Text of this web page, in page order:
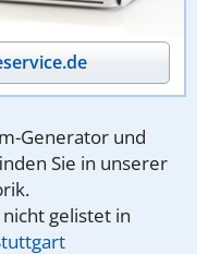
Generator und
Sie in unserer
gelistet in